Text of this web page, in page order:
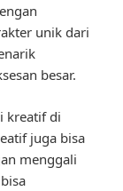
unik dari
besar.
kreatif di
juga bisa
menggali